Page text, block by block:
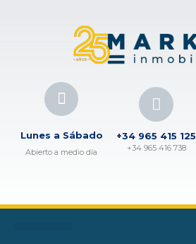
Lunes a Sábado
Abierto a medio día
+34 965 415 125
+34 965 416 738